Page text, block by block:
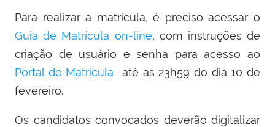
Para realizar a matrícula, é preciso acessar o
Guia de Matrícula on-line, com instruções de
criação de usuário e senha para acesso ao
Portal de Matrícula
até as 23h59 do dia 10 de
fevereiro.
Os candidatos convocados deverão digitalizar